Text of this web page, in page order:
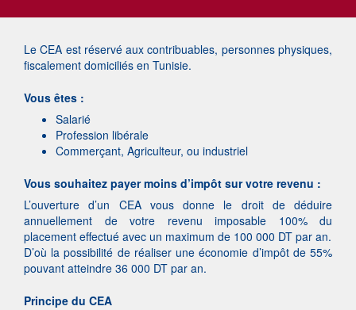
Le CEA est réservé aux contribuables, personnes physiques,
fiscalement domiciliés en Tunisie.
Vous êtes :
Salarié
Profession libérale
Commerçant, Agriculteur, ou industriel
Vous souhaitez payer moins d’impôt sur votre revenu :
L’ouverture d’un CEA vous donne le droit de déduire
annuellement de votre revenu imposable 100% du
placement effectué avec un maximum de 100 000 DT par an.
D’où la possibilité de réaliser une économie d’impôt de 55%
pouvant atteindre 36 000 DT par an.
Principe du CEA